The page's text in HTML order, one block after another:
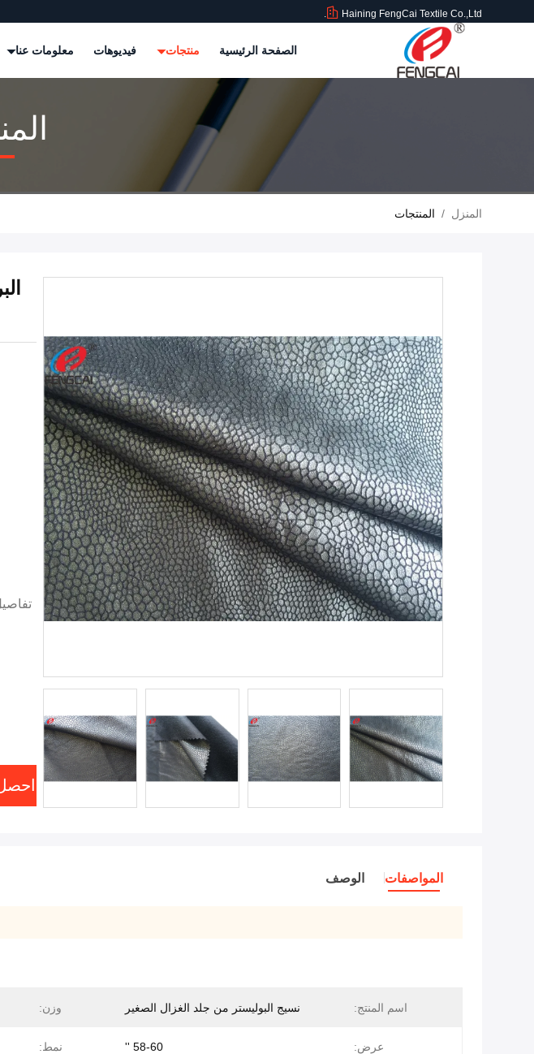
Haining FengCai Textile Co.,Ltd.
الصفحة الرئيسية منتجات فيديوهات معلومات عنا
المنزل / المنتجات
المواصفات الوصف
اسم المنتج: نسيج البوليستر من جلد الغزال الصغير وزن:
عرض: 58-60 '' نمط: